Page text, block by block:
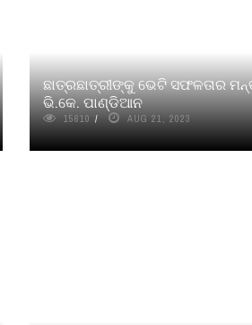
ଛାତ୍ରଛାତ୍ରୀଙ୍କୁ ଭେଟି ସଫଳତାର
ଭି.କେ. ପାଣ୍ଡିଆନ
15610 AUG 21, 2023